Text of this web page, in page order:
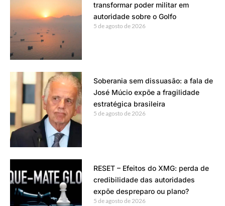
transformar poder militar em
autoridade sobre o Golfo
5 de agosto de 2026
Soberania sem dissuasão: a fala de
José Múcio expõe a fragilidade
estratégica brasileira
5 de agosto de 2026
RESET – Efeitos do XMG: perda de
credibilidade das autoridades
expõe despreparo ou plano?
5 de agosto de 2026